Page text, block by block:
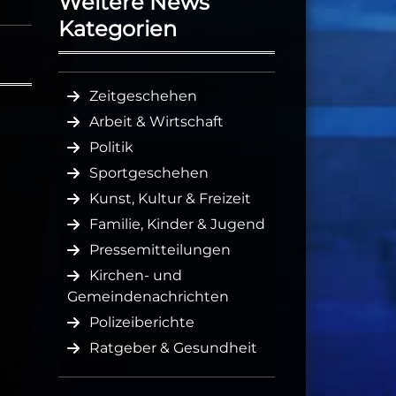
Kategorien
Zeitgeschehen
Arbeit & Wirtschaft
Politik
Sportgeschehen
Kunst, Kultur & Freizeit
Familie, Kinder & Jugend
Pressemitteilungen
Kirchen- und
Gemeindenachrichten
Polizeiberichte
Ratgeber & Gesundheit